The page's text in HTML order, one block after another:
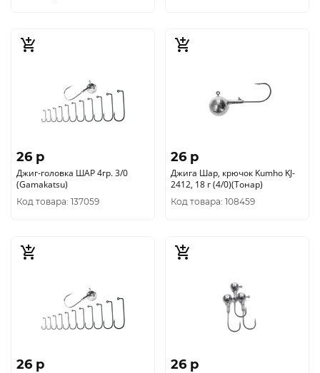
26 p
Джиг-головка ШАР 4гр. 3/0
(Gamakatsu)
Код товара: 137059
26 p
Джига Шар, крючок Kumho KJ-
2412, 18 г (4/0)(Тонар)
Код товара: 108459
26 p 26 p